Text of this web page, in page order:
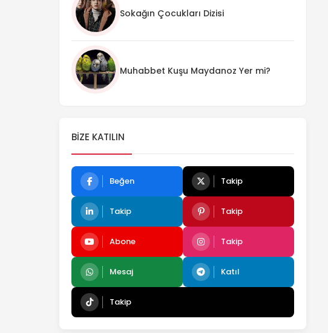
Sokağın Çocukları Dizisi
Muhabbet Kuşu Maydanoz Yer mi?
BIZE KATILIN
Beğen Takip
Takip Takip
Abone Takip
Mesaj Katıl
Takip